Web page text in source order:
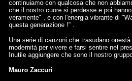
continuiamo con qualcosa che non
che il nostro cuore si perdesse e poi
veramente" , e con l'energia vibrante di
questa generazione !" .
Una serie di canzoni che trasudano
modernità per vivere e farsi sentire nel
Inutile aggiungere che sono il nostro
Mauro Zaccuri